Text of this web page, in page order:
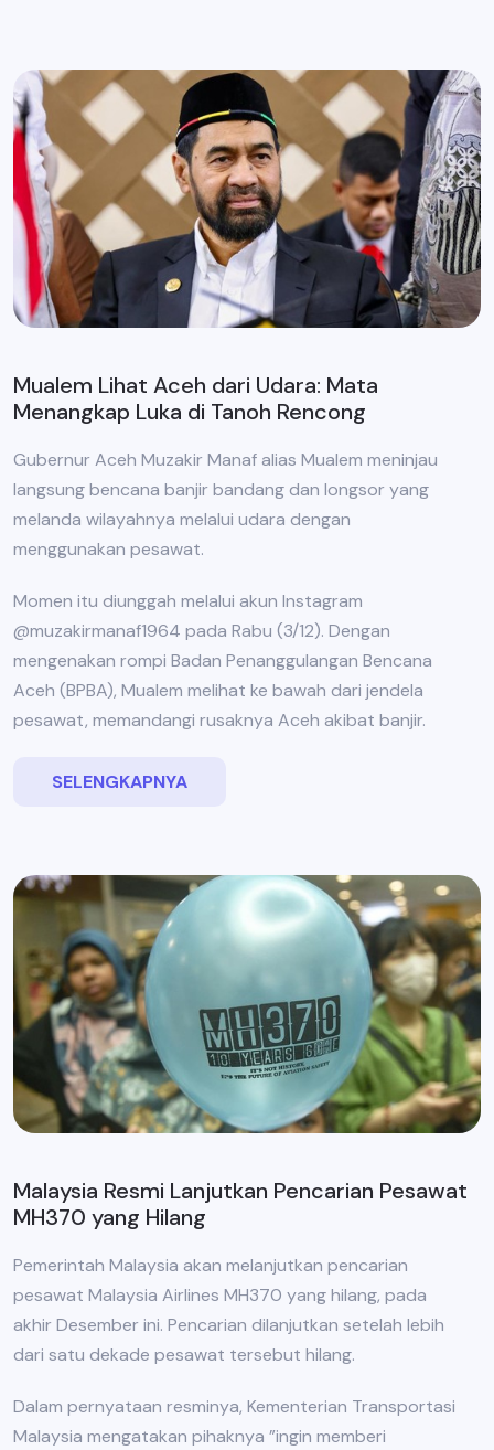
Mualem Lihat Aceh dari Udara: Mata
Menangkap Luka di Tanoh Rencong
Gubernur Aceh Muzakir Manaf alias Mualem meninjau
langsung bencana banjir bandang dan longsor yang
melanda wilayahnya melalui udara dengan
menggunakan pesawat.
Momen itu diunggah melalui akun Instagram
@muzakirmanaf1964 pada Rabu (3/12). Dengan
mengenakan rompi Badan Penanggulangan Bencana
Aceh (BPBA), Mualem melihat ke bawah dari jendela
pesawat, memandangi rusaknya Aceh akibat banjir.
SELENGKAPNYA
Malaysia Resmi Lanjutkan Pencarian Pesawat
MH370 yang Hilang
Pemerintah Malaysia akan melanjutkan pencarian
pesawat Malaysia Airlines MH370 yang hilang, pada
akhir Desember ini. Pencarian dilanjutkan setelah lebih
dari satu dekade pesawat tersebut hilang.
Dalam pernyataan resminya, Kementerian Transportasi
Malaysia mengatakan pihaknya ”ingin memberi